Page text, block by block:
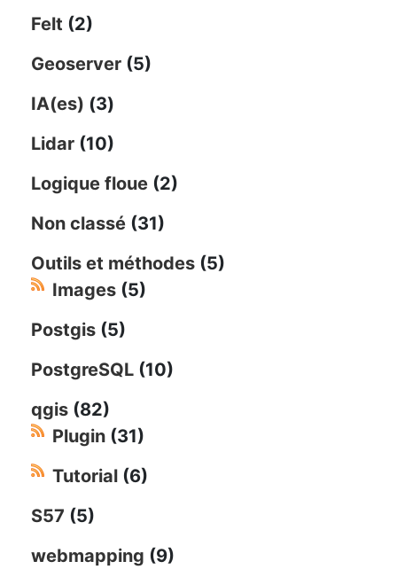
Felt (2)
Geoserver (5)
IA(es) (3)
Lidar (10)
Logique floue (2)
Non classé (31)
Outils et méthodes (5)
Images (5)
Postgis (5)
PostgreSQL (10)
qgis (82)
Plugin (31)
Tutorial (6)
S57 (5)
webmapping (9)